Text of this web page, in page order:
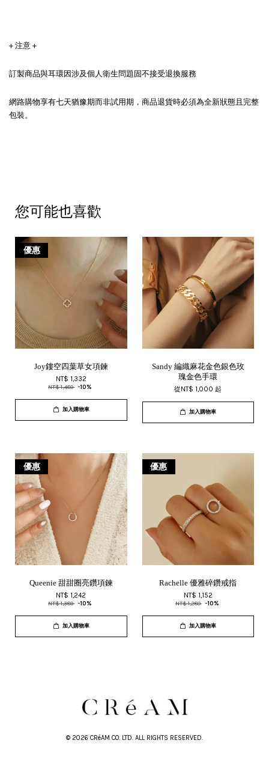
+ 注意 +
訂製商品與耳環因涉及個人衛生問題固不接受退換服務
網路購物享有七天猶豫期而非試用期，商品退貨時必須為全新狀態且完整
包裝。
您可能也喜歡
優惠
Joy鏤空四葉草女項鍊
NT$ 1,332
NT$ 1,480 -10%
加入購物車
Sandy 編織麻花金色銀色玫
瑰金色手環
從NT$ 1,000起
加入購物車
優惠
Queenie 甜甜圈亮鑽項鍊
NT$ 1,242
NT$ 1,380 -10%
加入購物車
優惠
Rachelle 優雅碎鑽戒指
NT$ 1,152
NT$ 1,280 -10%
加入購物車
© 2026 CRéAM CO. LTD. ALL RIGHTS RESERVED.